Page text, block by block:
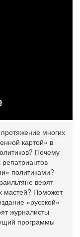
многих
картой» в
Почему
политиками?
верят
мастей? Поможет
«русской»
журналисты
программы